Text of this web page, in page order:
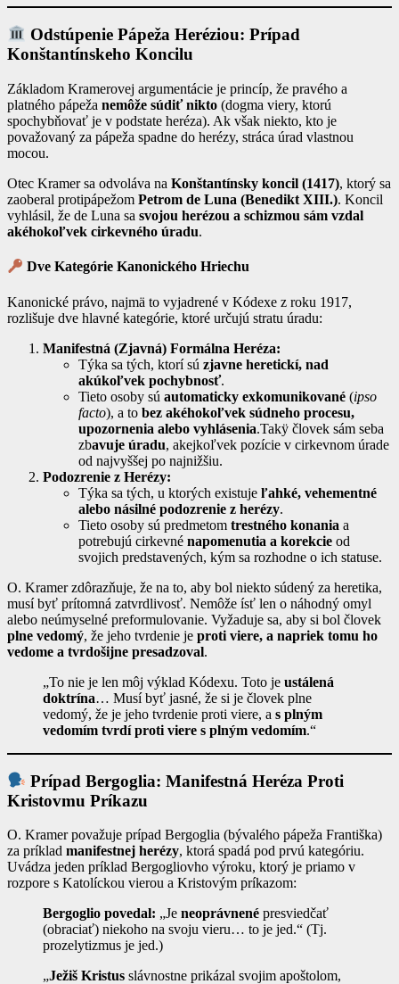
Odstúpenie Pápeža Heréziou: Prípad
Konštantínskeho Koncilu
Základom Kramerovej argumentácie je princíp, že pravého a
platného pápeža nemôže súdiť nikto (dogma viery, ktorú
spochybňovať je v podstate heréza). Ak však niekto, kto je
považovaný za pápeža spadne do herézy, stráca úrad vlastnou
mocou.
Otec Kramer sa odvoláva na Konštantínsky koncil (1417), ktorý sa
zaoberal protipápežom Petrom de Luna (Benedikt XIII.). Koncil
vyhlásil, že de Luna sa svojou herézou a schizmou sám vzdal
akéhokoľvek cirkevného úradu.
Dve Kategórie Kanonického Hriechu
Kanonické právo, najmä to vyjadrené v Kódexe z roku 1917,
rozlišuje dve hlavné kategórie, ktoré určujú stratu úradu:
Manifestná (Zjavná) Formálna Heréza:
Týka sa tých, ktorí sú zjavne heretickí, nad
akúkoľvek pochybnosť.
Tieto osoby sú automaticky exkomunikované (ipso
facto), a to bez akéhokoľvek súdneho procesu,
upozornenia alebo vyhlásenia.Takÿ človek sám seba
zbavuje úradu, akejkoľvek pozície v cirkevnom úrade
od najvyššej po najnižšiu.
Podozrenie z Herézy:
Týka sa tých, u ktorých existuje ľahké, vehementné
alebo násilné podozrenie z herézy.
Tieto osoby sú predmetom trestného konania a
potrebujú cirkevné napomenutia a korekcie od
svojich predstavených, kým sa rozhodne o ich statuse.
O. Kramer zdôrazňuje, že na to, aby bol niekto súdený za heretika,
musí byť prítomná zatvrdlivosť. Nemôže ísť len o náhodný omyl
alebo neúmyselné preformulovanie. Vyžaduje sa, aby si bol človek
plne vedomý, že jeho tvrdenie je proti viere, a napriek tomu ho
vedome a tvrdošijne presadzoval.
„To nie je len môj výklad Kódexu. Toto je ustálená
doktrína… Musí byť jasné, že si je človek plne
vedomý, že je jeho tvrdenie proti viere, a s plným
vedomím tvrdí proti viere s plným vedomím.“
Prípad Bergoglia: Manifestná Heréza Proti
Kristovmu Príkazu
O. Kramer považuje prípad Bergoglia (bývalého pápeža Františka)
za príklad manifestnej herézy, ktorá spadá pod prvú kategóriu.
Uvádza jeden príklad Bergogliovho výroku, ktorý je priamo v
rozpore s Katolíckou vierou a Kristovým príkazom:
Bergoglio povedal: „Je neoprávnené presviedčať
(obraciať) niekoho na svoju vieru… to je jed.“ (Tj.
prozelytizmus je jed.)
„Ježiš Kristus slávnostne prikázal svojim apoštolom,